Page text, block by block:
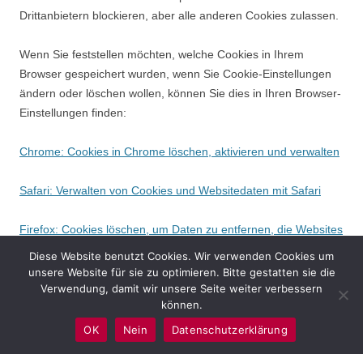
Drittanbietern blockieren, aber alle anderen Cookies zulassen.
Wenn Sie feststellen möchten, welche Cookies in Ihrem
Browser gespeichert wurden, wenn Sie Cookie-Einstellungen
ändern oder löschen wollen, können Sie dies in Ihren Browser-
Einstellungen finden:
Chrome: Cookies in Chrome löschen, aktivieren und verwalten
Safari: Verwalten von Cookies und Websitedaten mit Safari
Firefox: Cookies löschen, um Daten zu entfernen, die Websites
Internet Explorer: Löschen und Verwalten von Cookies
Microsoft Edge: Löschen und Verwalten von Cookies
Diese Website benutzt Cookies. Wir verwenden Cookies um
unsere Website für sie zu optimieren. Bitte gestatten sie die
Verwendung, damit wir unsere Seite weiter verbessern
können.
OK
Nein Datenschutzerklärung